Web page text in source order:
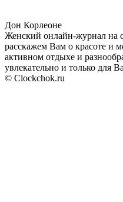
Дон Корлеоне
Женский онлайн-журнал на
расскажем Вам о красоте и
активном отдыхе и
увлекательно и только для
© Clockchok.ru